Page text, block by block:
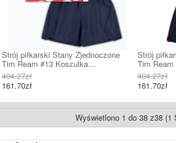
Strój piłkarski Stany Zjednoczone
Tim Ream #13 Koszulka
Podstawowej dziecięce MŚ 2026
Krótki Rękaw (+ Krótkie spodenki)
404.27zł
161.70zł
Strój
Tim Ream
dziecięce
Krótkie
404.27zł
161.70zł
Wyświetlono 1 do 38 z38 (1